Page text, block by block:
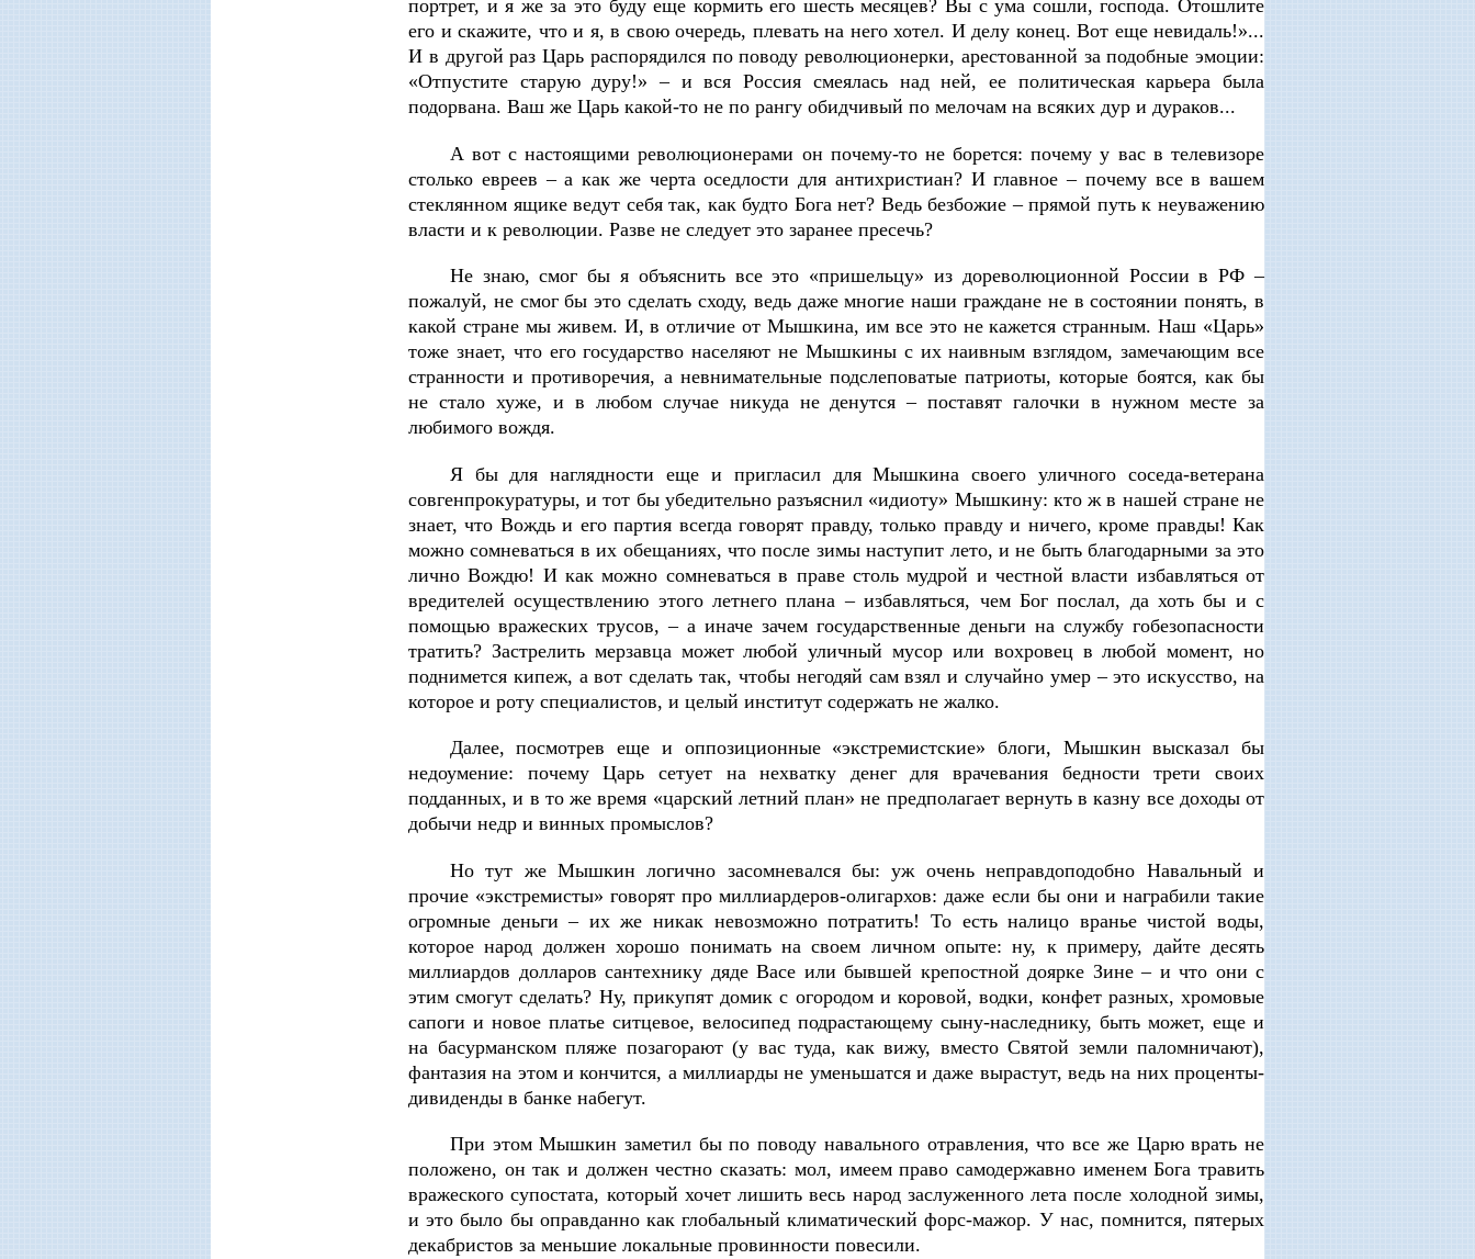
портрет, и я же за это буду еще кормить его шесть месяцев? Вы с ума сошли, господа. Отошлите
его и скажите, что и я, в свою очередь, плевать на него хотел. И делу конец. Вот еще невидаль!»...
И в другой раз Царь распорядился по поводу революционерки, арестованной за подобные эмоции:
«Отпустите старую дуру!» ‒ и вся Россия смеялась над ней, ее политическая карьера была
подорвана. Ваш же Царь какой-то не по рангу обидчивый по мелочам на всяких дур и дураков...
А вот с настоящими революционерами он почему-то не борется: почему у вас в телевизоре
столько евреев ‒ а как же черта оседлости для антихристиан? И главное ‒ почему все в вашем
стеклянном ящике ведут себя так, как будто Бога нет? Ведь безбожие ‒ прямой путь к неуважению
власти и к революции. Разве не следует это заранее пресечь?
Не знаю, смог бы я объяснить все это «пришельцу» из дореволюционной России в РФ ‒
пожалуй, не смог бы это сделать сходу, ведь даже многие наши граждане не в состоянии понять, в
какой стране мы живем. И, в отличие от Мышкина, им все это не кажется странным. Наш «Царь»
тоже знает, что его государство населяют не Мышкины с их наивным взглядом, замечающим все
странности и противоречия, а невнимательные подслеповатые патриоты, которые боятся, как бы
не стало хуже, и в любом случае никуда не денутся ‒ поставят галочки в нужном месте за
любимого вождя.
Я бы для наглядности еще и пригласил для Мышкина своего уличного соседа-ветерана
совгенпрокуратуры, и тот бы убедительно разъяснил «идиоту» Мышкину: кто ж в нашей стране не
знает, что Вождь и его партия всегда говорят правду, только правду и ничего, кроме правды! Как
можно сомневаться в их обещаниях, что после зимы наступит лето, и не быть благодарными за это
лично Вождю! И как можно сомневаться в праве столь мудрой и честной власти избавляться от
вредителей осуществлению этого летнего плана ‒ избавляться, чем Бог послал, да хоть бы и с
помощью вражеских трусов, ‒ а иначе зачем государственные деньги на службу гобезопасности
тратить? Застрелить мерзавца может любой уличный мусор или вохровец в любой момент, но
поднимется кипеж, а вот сделать так, чтобы негодяй сам взял и случайно умер ‒ это искусство, на
которое и роту специалистов, и целый институт содержать не жалко.
Далее, посмотрев еще и оппозиционные «экстремистские» блоги, Мышкин высказал бы
недоумение: почему Царь сетует на нехватку денег для врачевания бедности трети своих
подданных, и в то же время «царский летний план» не предполагает вернуть в казну все доходы от
добычи недр и винных промыслов?
Но тут же Мышкин логично засомневался бы: уж очень неправдоподобно Навальный и
прочие «экстремисты» говорят про миллиардеров-олигархов: даже если бы они и награбили такие
огромные деньги ‒ их же никак невозможно потратить! То есть налицо вранье чистой воды,
которое народ должен хорошо понимать на своем личном опыте: ну, к примеру, дайте десять
миллиардов долларов сантехнику дяде Васе или бывшей крепостной доярке Зине ‒ и что они с
этим смогут сделать? Ну, прикупят домик с огородом и коровой, водки, конфет разных, хромовые
сапоги и новое платье ситцевое, велосипед подрастающему сыну-наследнику, быть может, еще и
на басурманском пляже позагорают (у вас туда, как вижу, вместо Святой земли паломничают),
фантазия на этом и кончится, а миллиарды не уменьшатся и даже вырастут, ведь на них проценты-
дивиденды в банке набегут.
При этом Мышкин заметил бы по поводу навального отравления, что все же Царю врать не
положено, он так и должен честно сказать: мол, имеем право самодержавно именем Бога травить
вражеского супостата, который хочет лишить весь народ заслуженного лета после холодной зимы,
и это было бы оправданно как глобальный климатический форс-мажор. У нас, помнится, пятерых
декабристов за меньшие локальные провинности повесили.